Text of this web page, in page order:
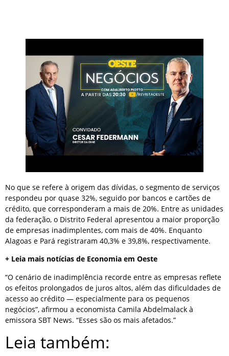
No que se refere à origem das dívidas, o segmento de serviços
respondeu por quase 32%, seguido por bancos e cartões de
crédito, que corresponderam a mais de 20%. Entre as unidades
da federação, o Distrito Federal apresentou a maior proporção
de empresas inadimplentes, com mais de 40%. Enquanto
Alagoas e Pará registraram 40,3% e 39,8%, respectivamente.
+ Leia mais notícias de Economia em Oeste
“O cenário de inadimplência recorde entre as empresas reflete
os efeitos prolongados de juros altos, além das dificuldades de
acesso ao crédito — especialmente para os pequenos
negócios”, afirmou a economista Camila Abdelmalack à
emissora SBT News. “Esses são os mais afetados.”
Leia também: